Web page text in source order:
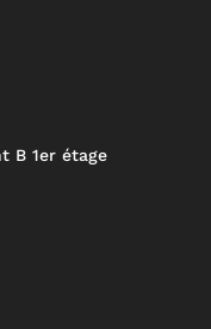
B 1er étage